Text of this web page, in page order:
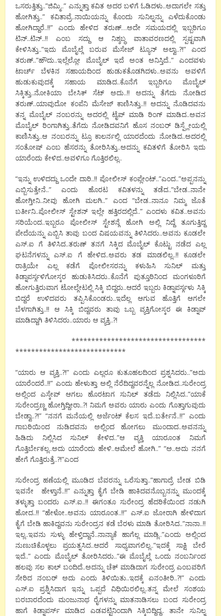
ಒಸರುತ್ತಿತ್ತು..”ಜಿಮ್ಮಿ..” ಎನ್ನುತ್ತಾ ಕವಿತ ಅದರ ಬಳಿಗೆ ಓಡಿದಳು..ಅದಾಗಲೇ ಸತ್ತು
ಹೋಗಿತ್ತು..” ಕವಿತಾವ್ರೆ..ನಾಯಿಯನ್ನು ಕೊಂದು ಸುನಿಲ್ನನ್ನು ಎಳೆದುಕೊಂಡು
ಹೋಗಿದ್ದಾರೆ..!!” ಎಂದು ಹೇಳಿದ ತರುಣ್…ಅದೇ ಸಮಯದಲ್ಲಿ ಇಬ್ಬರಿಗೂ
ಟಿನ್..ಟಿನ್..!! ಎಂಬ ಸದ್ದು ಆ ನಿಶ್ಶಬ್ಧ ವಾತಾವರಣದಲ್ಲಿ ಸ್ಪಷ್ಟವಾಗಿ
ಕೇಳಿಸಿತ್ತು..”ಇದು ಮೊಬೈಲ್ಗೆ ಬರುವ ಮೆಸೇಜ್ ಟ್ಯೂನ್ ಅಲ್ವಾ..?!” ಎಂದ
ತರುಣ್..”ಹೌದು..ಇಲ್ಲೆಲ್ಲೋ ಮೊಬೈಲ್ ಇದೆ ಅಂತ ಅನಿಸ್ತಿದೆ..” ಎಂದವಳು
ಟಾರ್ಚ್ ಬೆಳಕಿನ ಸಹಾಯದಿಂದ ಹುಡುಕತೊಡಗಿದಳು..ಅವನು ಅವಳಿಗೆ
ಹುಡುಕುವುದಕ್ಕೆ ಸಹಾಯ ಮಾಡಿದ..ಕೊನೆಗೆ ಇಬ್ಬರಿಗೂ ಮೊಬೈಲ್
ಸಿಕ್ಕಿತ್ತು..ನೋಕಿಯಾ ಬೇಸಿಕ್ ಸೆಟ್ ಅದು..!! ಅದನ್ನು ತೆಗೆದು ನೋಡಿದ
ತರುಣ್..ಯಾವುದೋ ಕಂಪೆನಿ ಮೆಸೇಜ್ ಕಾಣಿಸಿತ್ತು..!! ಅದನ್ನು ನೊಡಿದವನು
ತನ್ನ ಮೊಬೈಲ್ ನಂಬರನ್ನು ಅದರಲ್ಲಿ ಟೈಪ್ ಮಾಡಿ ರಿಂಗ್ ಮಾಡಿದ..ಅವನ
ಮೊಬೈಲ್ ರಿಂಗಾಗಿತ್ತು..ತೆಗೆದು ನೋಡಿದವನಿಗೆ ಹೊಸ ನಂಬರ್ ಡಿಸ್ಪ್ಲೇಯಲ್ಲಿ
ಕಾಣಿಸಿತ್ತು..ಆ ನಂಬರನ್ನು ಟ್ರೂ ಕಾಲರ್ನಲ್ಲಿ ಯಾರದೆಂದು ನೋಡಿದ..ಅದರಲ್ಲಿ
ಸಂತೋಷ್ ಎಂಬ ಹೆಸರನ್ನು ತೋರಿಸಿತ್ತು..ಅದನ್ನು ಕವಿತಳಿಗೆ ತೋರಿಸಿ ಇದು
ಯಾರೆಂದು ಕೇಳಿದ..ಅವಳಿಗೂ ಗೊತ್ತಿರಲಿಲ್ಲ..
“ಇನ್ನು ಉಳಿದದ್ದು ಒಂದೇ ದಾರಿ..!! ಪೋಲೀಸ್ ಕಂಪ್ಲೇಂಟ್..”ಎಂದ..”ಅಪ್ಪನನ್ನು
ಎಬ್ಬಿಸುತ್ತೇನೆ..” ಎಂದು ಹೊರಟ ಕವಿತಳನ್ನು ತಡೆದ..”ಬೇಡ..ನಾನೇ
ಹೋಗ್ತೀನಿ..ನೀವು ಹೋಗಿ ಮಲಗಿ..” ಎಂದ “ಬೇಡ..ನಾನೂ ನಿಮ್ಮ ಜೊತೆ
ಬರ್ತೀನಿ..ಪೋಲೀಸ್ ಸ್ಟೇಶನ್ ಇಲ್ಲೇ ಹತ್ತಿರದಲ್ಲಿದೆ..” ಎಂದಳು ಕವಿತ..ಅವನು
ಸರಿಯೆಂದ..ಇಬ್ಬರೂ ಪೋಲೀಸ್ ಸ್ಟೇಶನ್ಗೆ ಹೋಗಿ ಅಲ್ಲಿ ನಿದ್ದೆ ತೂಗುತ್ತಿದ್ದ
ಪೇದೆಯನ್ನು ಎಬ್ಬಿಸಿ ತಾವು ಬಂದ ವಿಷಯವನ್ನು ತಿಳಿಸಿದರು..ಅವನು ಕೂಡಲೇ
ಎಸ್.ಐ ಗೆ ತಿಳಿಸಿದ..ತರುಣ್ ತನಗೆ ಸಿಕ್ಕಿದ ಮೊಬೈಲ್ ಕೊಟ್ಟು ನಡೆದ ಎಲ್ಲ
ಘಟನೆಗಳನ್ನು ಎಸ್.ಐ ಗೆ ಹೇಳಿದ..ಅವರು ತಡ ಮಾಡಲಿಲ್ಲ..!! ಕೂಡಲೇ
ರಾತ್ರಿಯೇ ಎಲ್ಲ ಕಡೆಗೆ ಪೋಲೀಸರನ್ನು ಕಳುಹಿಸಿ ಸುನಿಲ್ ಮತ್ತು
ಕಿಡ್ನಾಪರ್ಸ್ಗಳಿಗೋಸ್ಕರ ಹುಡುಕಿಸಿದರು..ಕೊನೆಗೆ ಪುತ್ತೂರಿನಿಂದ ಮಂಗಳೂರಿಗೆ
ಹೋಗುತ್ತಿರುವಾಗ ಟೋಲ್ಗೇಟಲ್ಲಿ ಸಿಕ್ಕಿ ಬಿದ್ದರು..ಆದರೆ ಇಬ್ಬರು ಕಿಡ್ನಾಪರ್ಸ್ಗಳು ಸಿಕ್ಕಿ
ಬಿದ್ದರೆ ಉಳಿದವರು ತಪ್ಪಿಸಿಕೊಂಡರು..ಇದೆಲ್ಲ ಆಗುವ ಹೊತ್ತಿಗೆ ಆಗಲೇ
ಬೆಳಗಾಗಿತ್ತು..!! ಆ ಸಿಕ್ಕಿ ಬಿದ್ದವರು ತಾವು ಒಬ್ಬ ವ್ಯಕ್ತಿಗೋಸ್ಕರ ಈ ಕಿಡ್ನಾಪ್
ಮಾಡಿದ್ದಾಗಿ ತಿಳಿಸಿದರು..ಯಾರು ಆ ವ್ಯಕ್ತಿ..?!
**********************************
****************************
“ಯಾರು ಆ ವ್ಯಕ್ತಿ..?!” ಎಂದು ಎಲ್ಲರೂ ಕುತೂಹಲದಿಂದ ಪ್ರಶ್ನಸಿದರು..”ಅದು
ಯಾರೆಂದರೆ..!!” ಎಂದು ಹೇಳುತ್ತಾ ಅಲ್ಲಿ ನೆರೆದಿದ್ದವರನ್ನೆಲ್ಲ ನೋಡಿದ..ಸುರೇಂದ್ರ
ಅಲ್ಲಿಂದ ಎಸ್ಕೇಪ್ ಆಗಲು ಹೊರಟಾಗ ಸುನಿಲ್ ತಡೆದು ನಿಲ್ಲಿಸಿದ..”ಯಾಕೆ
ಸುರೇಂದ್ರಣ್ಣ ಹೋಗ್ತಿದ್ದೀರಾ..?! ನಿಮಗೆ ಅವರು ಯಾರು ಎಂದು ಗೊತ್ತಾಗುವುದು
ಬೇಡ್ವಾ..?!” “ನನಗೆ ಮನೆಯಲ್ಲಿ ಅರ್ಜೆಂಟ್ ಕೆಲಸ ಇದೆ..ಬರ್ತೇನೆ..!!” ಎಂದು
ಗಾಬರಿಯಿಂದ ನುಡಿದವನು ಅಲ್ಲಿಂದ ಹೋಗಲು ಮುಂದಾದ..ಅವನನ್ನು
ಹಿಡಿದು ನಿಲ್ಲಿಸಿದ ಸುನಿಲ್ ಕೇಳಿದ..”ಆ ವ್ಯಕ್ತಿ ಯಾರೂಂತ ನಿಮಗೆ
ಗೊತ್ತಿರ್ಬೇಕಲ್ಲ..ಅದು ಯಾರೆಂದು ಹೇಳಿ..ಆಮೇಲೆ ಹೋಗಿ..” “ಅ..ಅದು ನನಗೆ
ಹೇಗೆ ಗೊತ್ತಿರುತ್ತೆ..?!”ಎಂದ
ಸುರೇಂದ್ರ ಹಣೆಯಲ್ಲಿ ಮೂಡಿದ ಬೆವರನ್ನು ಒರೆಸುತ್ತಾ..”ಹಾಗಾದ್ರೆ ಬೇಡ ಬಿಡಿ
ಇವನೇ ಹೇಳ್ತಾನೆ..!!” ಎನ್ನುತ್ತಾ ಕೈಗೆ ಬೇಡಿ ಹಾಕಿದವನೊಬ್ಬನನ್ನು ಮುಂದಕ್ಕೆ
ತಳ್ಳುತ್ತಾ ಬಂದರು ಎಸ್.ಐ..!! ಈಗಂತೂ ಸುರೇಂದ್ರ ಹೆದರಿಕೆಯಿಂದ ನಡುಗಿ
ಹೋದ..!! “ಹೇಳೋ..ಅವನು ಯಾರೂಂತ..!!” ಎಸ್.ಐ ಜೋರಾಗಿ ಹೇಳಿದಾಗ
ಕೈಗೆ ಬೇಡಿ ಹಾಕಿದ್ದವನು ಸುರೇಂದ್ರನ ಕಡೆ ಬೆರಳು ಮಾಡಿ ತೋರಿಸಿದ..”ನಾನಾ..!!
ಇಲ್ಲ..ಇವನು ಸುಳ್ಳು ಹೇಳ್ತಿದ್ದಾನೆ..ನಾನ್ಯಾಕೆ ಹಾಗೆಲ್ಲ ಮಾಡ್ಲಿ..”ಎಂದು ಅಲ್ಲಿಂದ
ನುಣುಚಿಕೊಳ್ಳಲು ಪ್ರಯತ್ನಸಿದ..ಆದರೆ ಸಾಧ್ಯವಾಗಲಿಲ್ಲ..”ಇದಕ್ಕೆ ಸಾಕ್ಷಿ ಬೇರೆ
ಇದೆ..” ಎಂದು ಮೊಬೈಲ್ ತೋರಿಸಿದರು..”ಈ ಮೊಬೈಲ್ಗೆ ಒಂದು ನಂಬರ್ನಿಂದ
ಹಲವು ಸಲ ಕಾಲ್ ಬಂದಿದೆ..ಅದನ್ನು ಚೆಕ್ ಮಾಡಿದಾಗ ಸುರೇಂದ್ರ ಎಂಬವರಿಗೆ
ಸೇರಿದ ನಂಬರ್ ಅದು ಎಂದು ತಿಳಿಯಿತು..ಇದಕ್ಕೆ ಏನಂತೀರಿ..?!” ಎಂದು
ಎಸ್.ಐ ಪ್ರಶ್ನಿಸಿದಾಗ ಇನ್ನು ಒಪ್ಪದೆ ವಿಧಿಯಿರಲಿಲ್ಲ..ತನ್ನ ಮೇಲೆ ಸಂಶಯ
ಬರಬಾರದೆಂದು ಮಂಜುನಾಥ ರೈಗಳನ್ನು ಮಾತನಾಡಿಸಲು ಬಂದ ಸುರೇಂದ್ರ
ಹಾಗೆ ಕಿಡ್ನಾಪರ್ಸ್ ಮಾಡಿದ ಎಡವಟ್ಟಿನಿಂದಾಗಿ ಸಿಕ್ಕಿಬಿದ್ದಿದ್ದ.. ತಾನೇ ಸುನಿಲ್ನ